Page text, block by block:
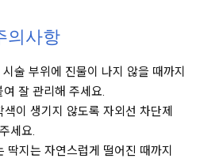
의사항
술 부위에 진물이 나지 않을 때까지
잘 관리해 주세요.
이 생기지 않도록 자외선 차단제
세요.
딱지는 자연스럽게 떨어진 때까지